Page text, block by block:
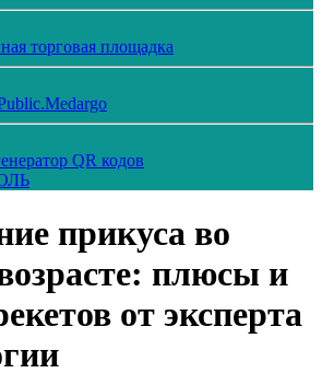
торговая площадка
QR кодов
прикуса во
плюсы и
от эксперта